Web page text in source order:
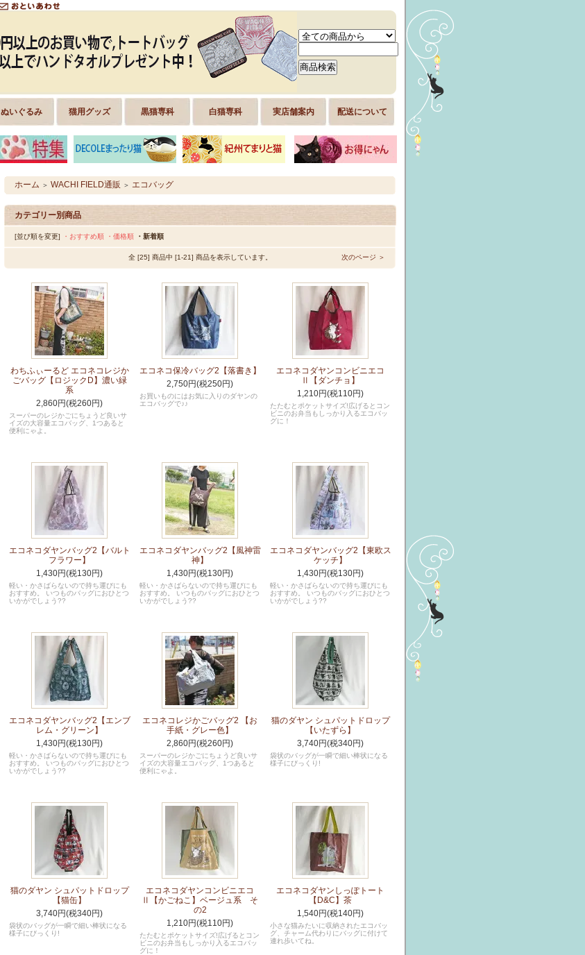
ぬいぐるみ 猫用グッズ 黒猫専科 白猫専科 実店舗案内 配送について
ホーム ＞ WACHI FIELD通販 ＞ エコバッグ
カテゴリー別商品
[並び順を変更] ・おすすめ順 ・価格順 ・新着順
全 [25] 商品中 [1-21] 商品を表示しています。 次のページ ＞
わちふぃーるど エコネコレジか
ごバッグ【ロジックD】濃い緑
系
2,860円(税260円)
スーパーのレジかごにちょうど良いサ
イズの大容量エコバッグ、1つあると
便利にゃよ。
エコネコ保冷バッグ2【落書き】
2,750円(税250円)
お買いものにはお気に入りのダヤンの
エコバッグで♪♪
エコネコダヤンコンビニエコ
Ⅱ【ダンチョ】
1,210円(税110円)
たたむとポケットサイズ!広げるとコン
ビニのお弁当もしっかり入るエコバッ
グに！
エコネコダヤンバッグ2【バルト
フラワー】
1,430円(税130円)
軽い・かさばらないので持ち運びにも
おすすめ。 いつものバッグにおひとつ
いかがでしょう??
エコネコダヤンバッグ2【風神雷
神】
1,430円(税130円)
軽い・かさばらないので持ち運びにも
おすすめ。 いつものバッグにおひとつ
いかがでしょう??
エコネコダヤンバッグ2【東欧ス
ケッチ】
1,430円(税130円)
軽い・かさばらないので持ち運びにも
おすすめ。 いつものバッグにおひとつ
いかがでしょう??
エコネコダヤンバッグ2【エンブ
レム・グリーン】
1,430円(税130円)
軽い・かさばらないので持ち運びにも
おすすめ。 いつものバッグにおひとつ
いかがでしょう??
エコネコレジかごバッグ2 【お
手紙・グレー色】
2,860円(税260円)
スーパーのレジかごにちょうど良いサ
イズの大容量エコバッグ、1つあると
便利にゃよ。
猫のダヤン シュパットドロップ
【いたずら】
3,740円(税340円)
袋状のバッグが一瞬で細い棒状になる
様子にびっくり!
猫のダヤン シュパットドロップ
【猫缶】
3,740円(税340円)
袋状のバッグが一瞬で細い棒状になる
様子にびっくり!
エコネコダヤンコンビニエコ
Ⅱ【かごねこ】ベージュ系 そ
の2
1,210円(税110円)
たたむとポケットサイズ!広げるとコン
ビニのお弁当もしっかり入るエコバッ
グに！
エコネコダヤンしっぽトート
【D&C】茶
1,540円(税140円)
小さな猫みたいに収納されたエコバッ
グ、チャーム代わりにバッグに付けて
連れ歩いてね。